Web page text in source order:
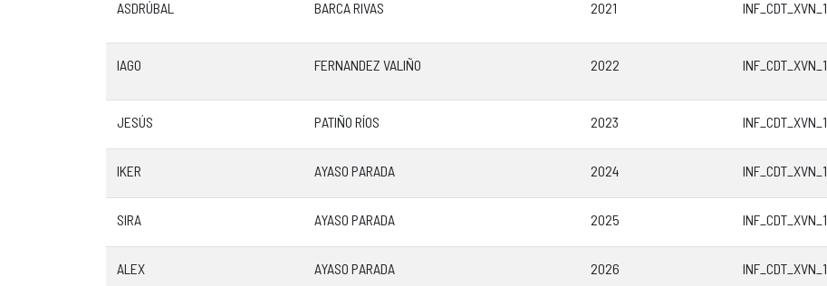
ASDRÚBAL BARCA RIVAS 2021 INF_CDT_XVN_1
IAGO FERNANDEZ VALIÑO 2022 INF_CDT_XVN_1
JESÚS PATIÑO RÍOS 2023 INF_CDT_XVN_1
IKER AYASO PARADA 2024 INF_CDT_XVN_1
SIRA AYASO PARADA 2025 INF_CDT_XVN_1
ALEX AYASO PARADA 2026 INF_CDT_XVN_1